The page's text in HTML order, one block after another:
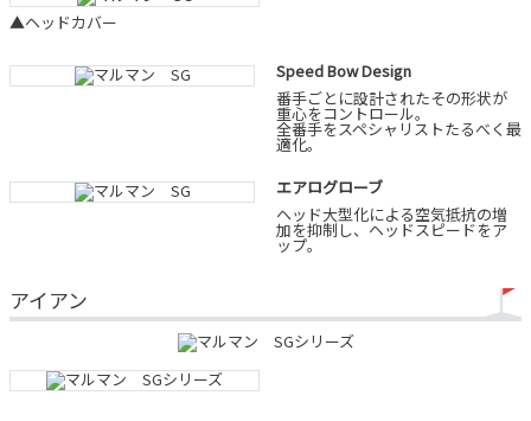
▲ヘッドカバー
Speed Bow Design
番手ごとに設計されたその形状が
重心をコントロール。
全番手をスペシャリストたるべく最
適化。
エアログローブ
ヘッド大型化による空気抵抗の増
加を抑制し、ヘッドスピードをア
ップ。
アイアン